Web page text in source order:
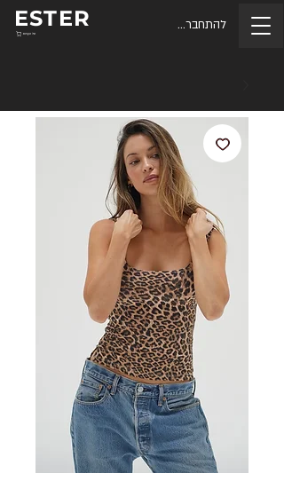
ESTER
סל הקניות
להתחברות